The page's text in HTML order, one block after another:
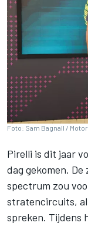
Foto: Sam Bagnall /
Pirelli is dit jaar
dag gekomen.
spectrum zou
stratencircuits, al
spreken. Tijdens